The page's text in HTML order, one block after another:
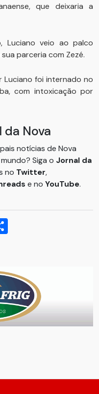
que deixaria a
Luciano veio ao palco
parceria com Zezé.
foi internado no
com intoxicação por
Nova
notícias de Nova
Siga o Jornal da
no Twitter,
e no YouTube.